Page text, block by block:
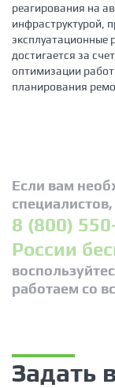
реагирования на
инфраструктурой,
эксплуатационные
достигается за
оптимизации
планирования
Если вам
8 (800)
России
работаем со
Задать